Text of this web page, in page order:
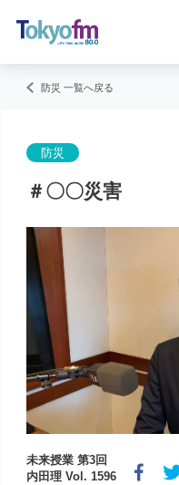
防災 一覧へ戻る
防災
＃〇〇災害
未来授業 第3回
内田理 Vol. 1596